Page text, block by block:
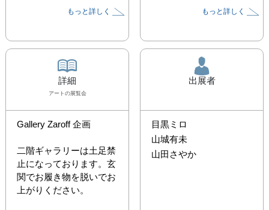
もっと詳しく もっと詳しく
詳細
アート の展覧会
Gallery Zaroff 企画
二階ギャラリーは土足禁
止になっております。玄
関でお履き物を脱いでお
上がりください。
出展者
目黒ミロ
山城有未
山田さやか